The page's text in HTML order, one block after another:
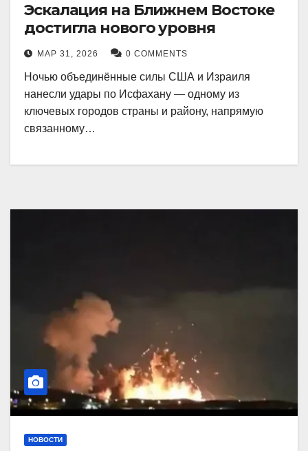
Эскалация на Ближнем Востоке
достигла нового уровня
МАР 31, 2026 0 COMMENTS
Ночью объединённые силы США и Израиля
нанесли удары по Исфахану — одному из
ключевых городов страны и району, напрямую
связанному…
НОВОСТИ